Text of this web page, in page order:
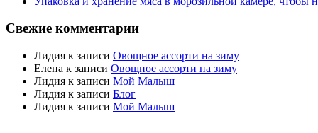
Свежие комментарии
Лидия к записи Овощное ассорти на зиму
Елена к записи Овощное ассорти на зиму
Лидия к записи Мой Малыш
Лидия к записи Блог
Лидия к записи Мой Малыш